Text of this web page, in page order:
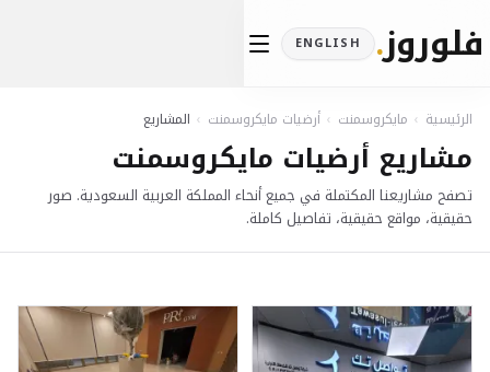
فلوروز.
ENGLISH
الرئيسية › مايكروسمنت › أرضيات مايكروسمنت › المشاريع
مشاريع أرضيات مايكروسمنت
تصفح مشاريعنا المكتملة في جميع أنحاء المملكة العربية السعودية. صور
حقيقية، مواقع حقيقية، تفاصيل كاملة.